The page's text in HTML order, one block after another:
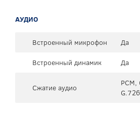
АУДИО
Встроенный микрофон
Да
Встроенный динамик
Да
Сжатие аудио